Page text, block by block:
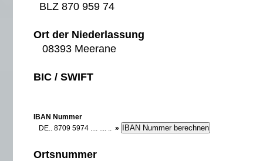
BLZ 870 959 74
Ort der Niederlassung
08393 Meerane
BIC / SWIFT
IBAN Nummer
DE.. 8709 5974 .... .... .. »
Ortsnummer